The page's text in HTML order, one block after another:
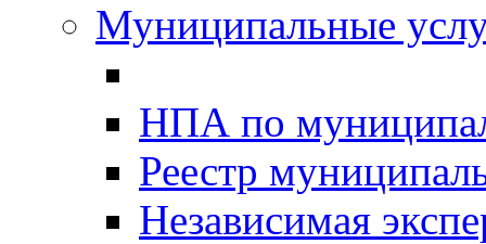
Муниципальные
НПА по
Реестр
Независимая